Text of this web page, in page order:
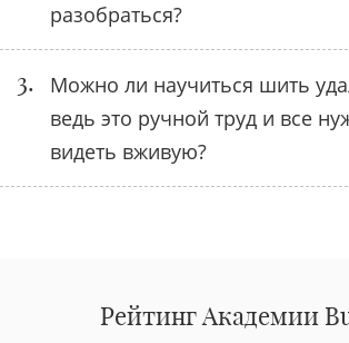
разобраться?
3.
Можно ли научиться шить
ведь это ручной труд и все
видеть вживую?
Рейтинг Академии